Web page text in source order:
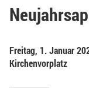
Freitag, 1. Januar
Kirchenvorplatz